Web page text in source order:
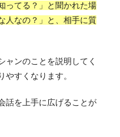
ってる？」と聞かれた場
人なの？」と、相手に質
ャンのことを説明してく
すくなります。
話を上手に広げることが